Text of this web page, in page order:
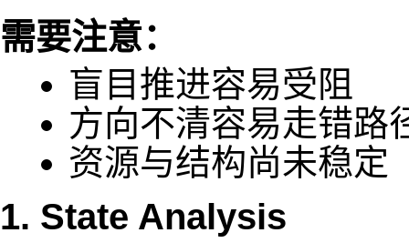
需要注意：
盲目推进容易受阻
方向不清容易走错路
资源与结构尚未稳定
1. State Analysis